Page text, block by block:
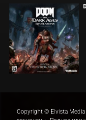
Copyright © Elvista